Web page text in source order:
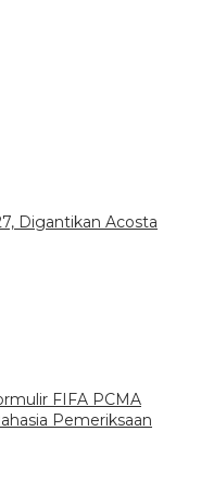
Digantikan Acosta
FIFA PCMA
Pemeriksaan